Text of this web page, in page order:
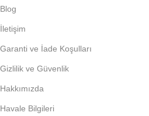
Blog
İletişim
Garanti ve İade Koşulları
Gizlilik ve Güvenlik
Hakkımızda
Havale Bilgileri